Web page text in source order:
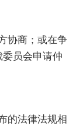
协商；或在争
员会申请仲
的法律法规相